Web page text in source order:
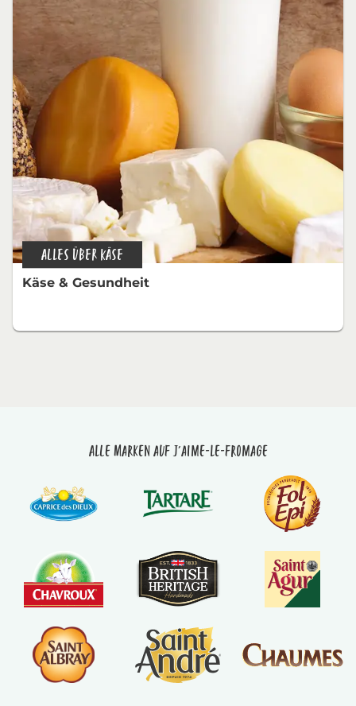
ALLES ÜBER KÄSE
Käse & Gesundheit
Alle Marken auf J'aime-le-fromage